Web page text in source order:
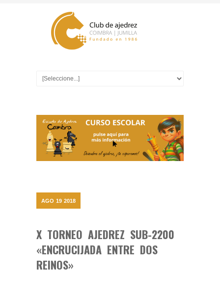
AGO 19 2018
X TORNEO AJEDREZ SUB-2200
«ENCRUCIJADA ENTRE DOS
REINOS»